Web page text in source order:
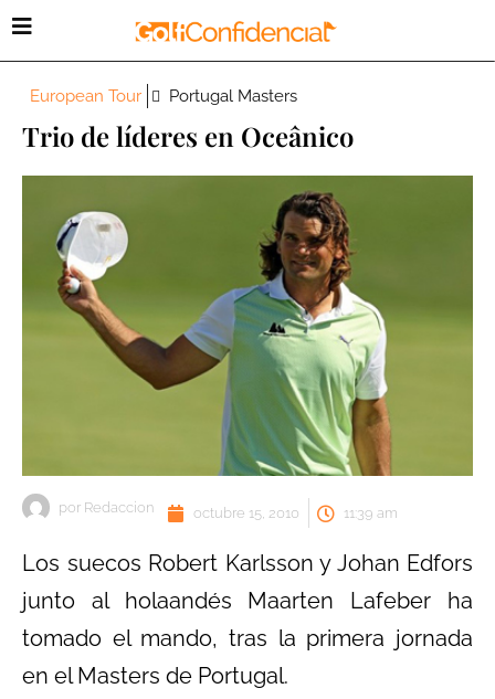
European Tour Portugal Masters
Trio de líderes en Oceânico
por Redaccion octubre 15, 2010 11:39 am
Los suecos Robert Karlsson y Johan Edfors
junto al holaandés Maarten Lafeber ha
tomado el mando, tras la primera jornada
en el Masters de Portugal.